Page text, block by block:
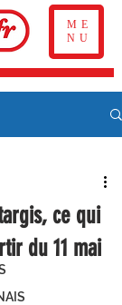
ME
NU
ce qui
du 11 mai